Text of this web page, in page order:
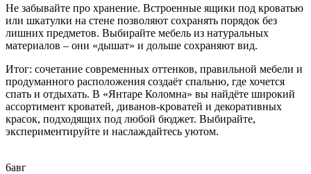
Не забывайте про хранение. Встроенные ящики под кроватью
или шкатулки на стене позволяют сохранять порядок без
лишних предметов. Выбирайте мебель из натуральных
материалов – они «дышат» и дольше сохраняют вид.
Итог: сочетание современных оттенков, правильной мебели и
продуманного расположения создаёт спальню, где хочется
спать и отдыхать. В «Янтаре Коломна» вы найдёте широкий
ассортимент кроватей, диванов‑кроватей и декоративных
красок, подходящих под любой бюджет. Выбирайте,
экспериментируйте и наслаждайтесь уютом.
6авг